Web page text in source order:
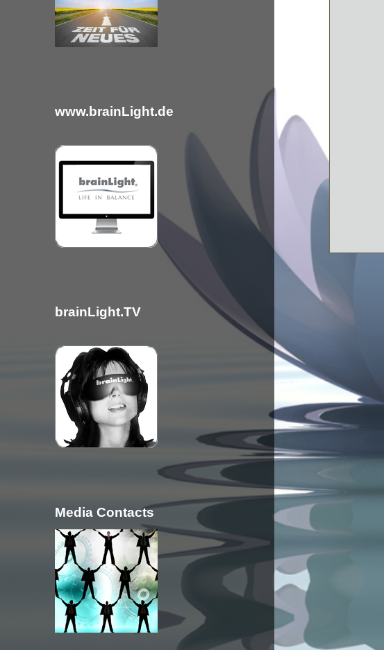
a
c
h
www.brainLight.de
brainLight.TV
Media Contacts